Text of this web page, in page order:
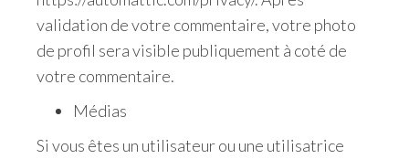
validation de votre commentaire, votre photo
de profil sera visible publiquement à coté de
votre commentaire.
Médias
Si vous êtes un utilisateur ou une utilisatrice